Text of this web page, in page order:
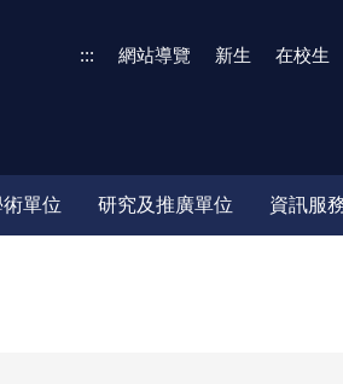
::: 網站導覽 新生 在校生
單位 研究及推廣單位 資訊服